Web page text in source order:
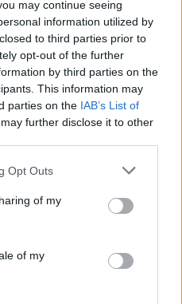
may continue seeing
information utilized by
to third parties prior to
opt-out of the further
by third parties on the
This information may
parties on the IAB’s List of
further disclose it to other
Opt Outs
of my
of my
passagem e portos de
navegação das áreas a
avisos aos navegantes
informação sobre
através das cartas
meteorológico,
de vento e mar
meteorológica durante a
ser feito com base em
atualmente
aplicações e software,
vários parâmetros,
se adequa às